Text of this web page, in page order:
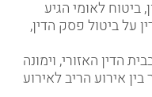
ביטוח לאומי הגיע
על ביטול פסק הדין,
הדין האזורי, וימונה
אירוע הריב לאירוע